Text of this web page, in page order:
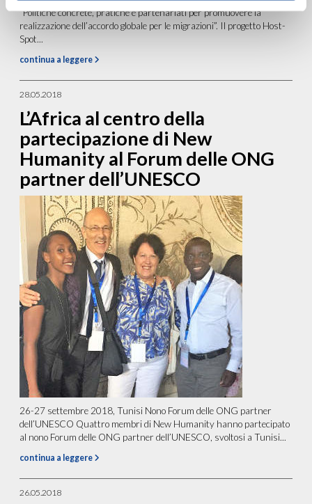
“Politiche concrete, pratiche e partenariati per promuovere la
realizzazione dell’accordo globale per le migrazioni”. Il progetto Host-
Spot...
continua a leggere
28.05.2018
L’Africa al centro della
partecipazione di New
Humanity al Forum delle ONG
partner dell’UNESCO
26-27 settembre 2018, Tunisi Nono Forum delle ONG partner
dell’UNESCO Quattro membri di New Humanity hanno partecipato
al nono Forum delle ONG partner dell’UNESCO, svoltosi a Tunisi...
continua a leggere
26.05.2018